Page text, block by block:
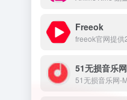
Freeok
51无损音乐网